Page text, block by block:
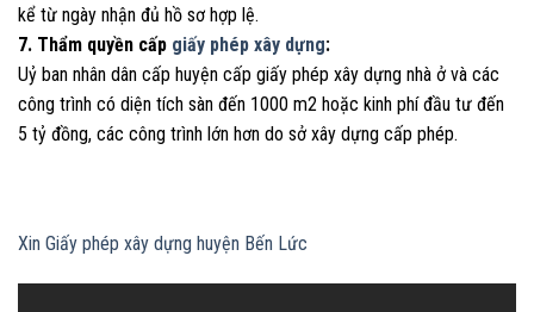
kể từ ngày nhận đủ hồ sơ hợp lệ.
7. Thẩm quyền cấp giấy phép xây dựng:
Uỷ ban nhân dân cấp huyện cấp giấy phép xây dựng nhà ở và các
công trình có diện tích sàn đến 1000 m2 hoặc kinh phí đầu tư đến
5 tỷ đồng, các công trình lớn hơn do sở xây dựng cấp phép.
Xin Giấy phép xây dựng huyện Bến Lức